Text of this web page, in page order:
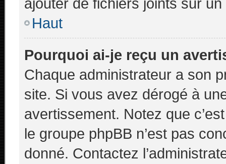
Haut
Pourquoi ai-je reçu un
Chaque administrateur a son
site. Si vous avez dérogé à
avertissement. Notez que
le groupe phpBB n’est pas
donné. Contactez